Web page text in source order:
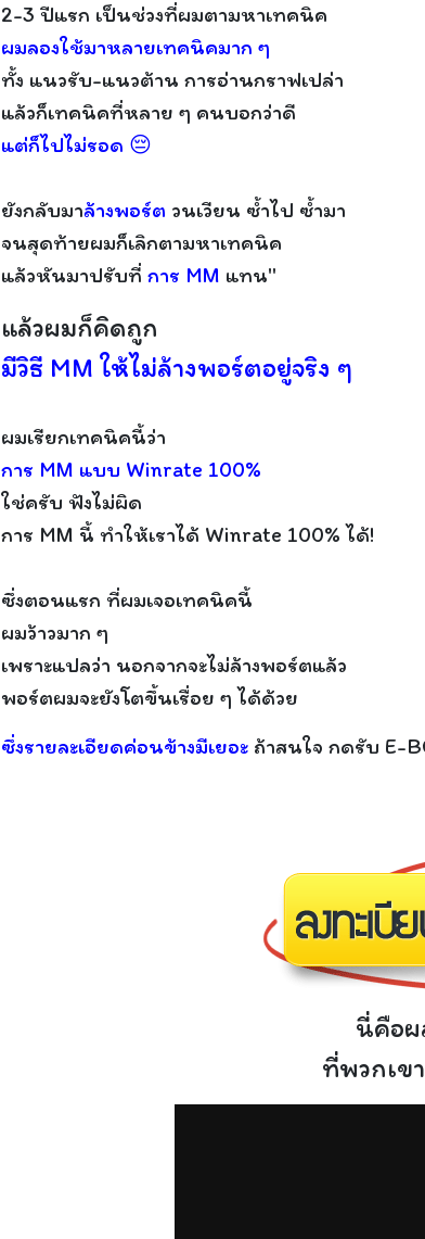
2-3 ปีแรก เป็นช่วงที่ผมตามหาเทคนิค
ผมลองใช้มาหลายเทคนิคมาก ๆ
ทั้ง แนวรับ-แนวต้าน การอ่านกราฟเปล่า
แล้วก็เทคนิคที่หลาย ๆ คนบอกว่าดี
แต่ก็ไปไม่รอด 😔
ยังกลับมาล้างพอร์ต วนเวียน ซ้ำไป ซ้ำมา
จนสุดท้ายผมก็เลิกตามหาเทคนิค
แล้วหันมาปรับที่ การ MM แทน"
แล้วผมก็คิดถูก
มีวิธี MM ให้ไม่ล้างพอร์ตอยู่จริง ๆ
ผมเรียกเทคนิคนี้ว่า
การ MM แบบ Winrate 100%
ใช่ครับ ฟังไม่ผิด
การ MM นี้ ทำให้เราได้ Winrate 100% ได้!
ซึ่งตอนแรก ที่ผมเจอเทคนิคนี้
ผมว้าวมาก ๆ
เพราะแปลว่า นอกจากจะไม่ล้างพอร์ตแล้ว
พอร์ตผมจะยังโตขึ้นเรื่อย ๆ ได้ด้วย
ซึ่งรายละเอียดค่อนข้างมีเยอะ ถ้าสนใจ กดรับ E-
นี่คือผ
ที่พวกเข